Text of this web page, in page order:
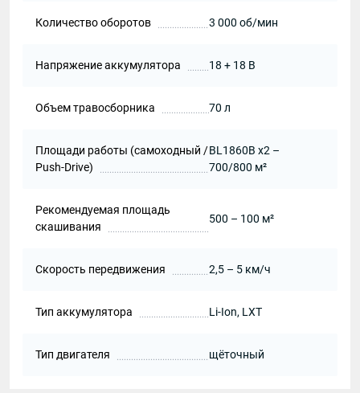
Количество оборотов 3 000 об/мин
Напряжение аккумулятора 18 + 18 В
Объем травосборника 70 л
Площади работы (самоходный /
Push-Drive)
BL1860B х2 –
700/800 м²
Рекомендуемая площадь
скашивания
500 – 100 м²
Скорость передвижения 2,5 – 5 км/ч
Тип аккумулятора Li-Ion, LXT
Тип двигателя щёточный